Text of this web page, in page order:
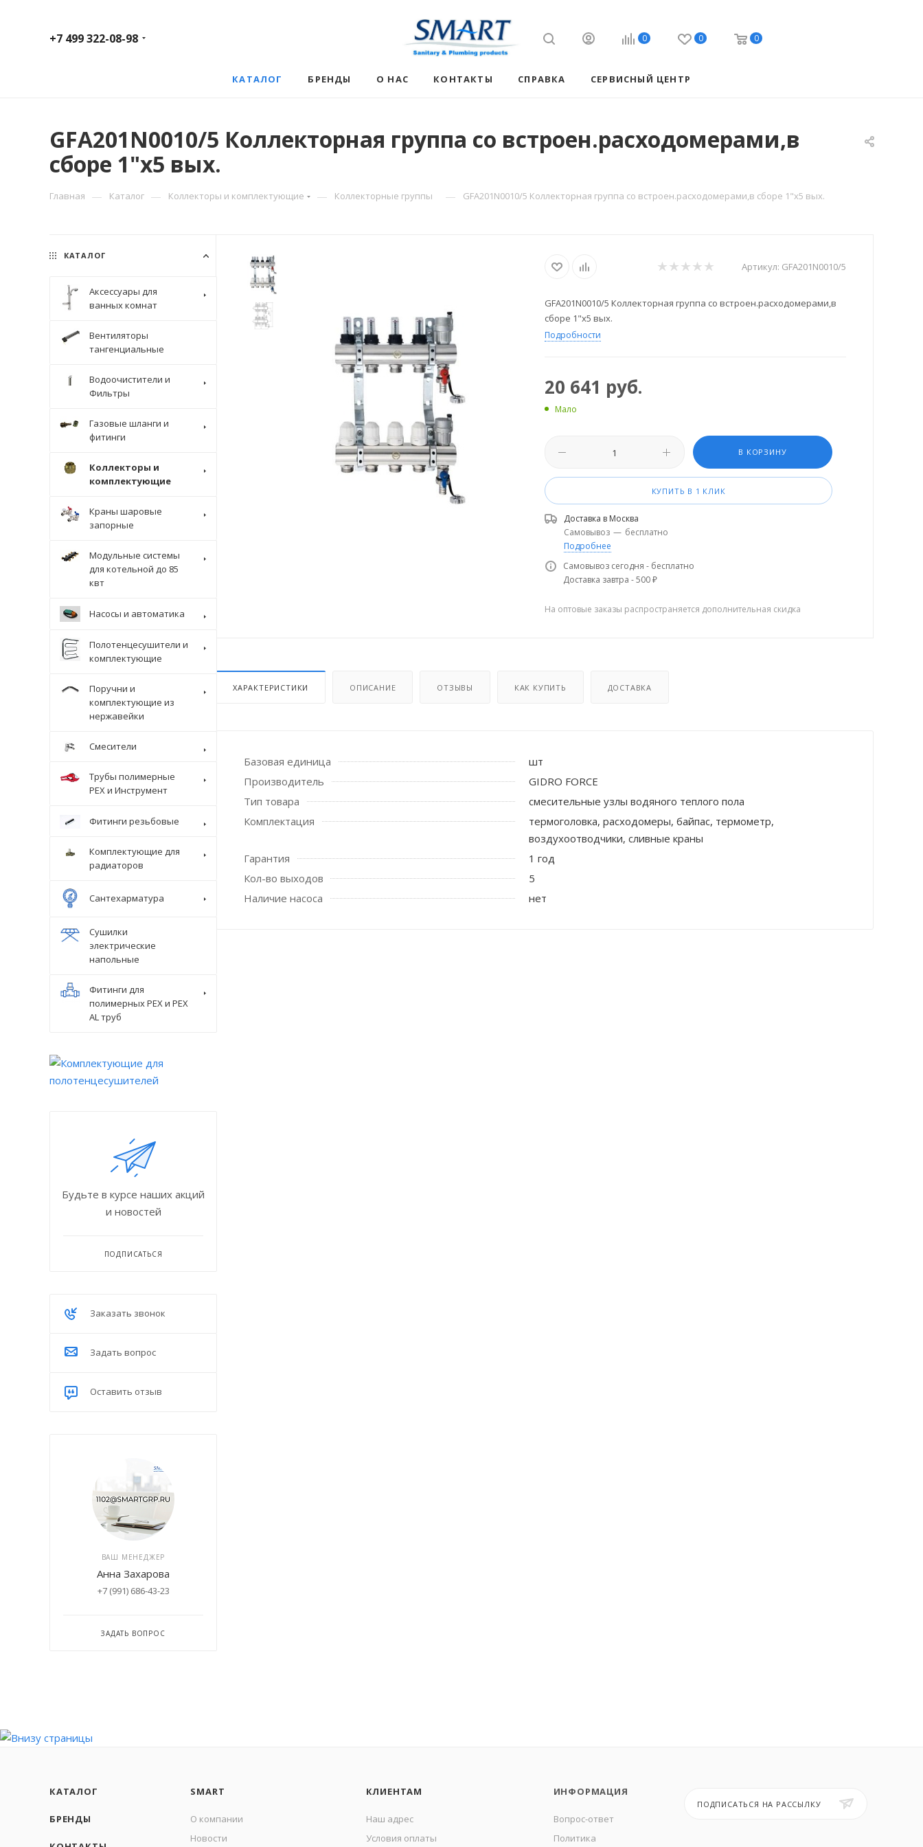
+7 499 322-08-98 0 0 0
КАТАЛОГ БРЕНДЫ О НАС КОНТАКТЫ СПРАВКА СЕРВИСНЫЙ ЦЕНТР
GFA201N0010/5 Коллекторная группа со встроен.расходомерами,в
сборе 1"х5 вых.
Главная — Каталог — Коллекторы и комплектующие — Коллекторные группы — GFA201N0010/5 Коллекторная группа со встроен.расходомерами,в сборе 1"х5 вых.
Артикул: GFA201N0010/5
GFA201N0010/5 Коллекторная группа со встроен.расходомерами,в
сборе 1"х5 вых.
Подробности
20 641 руб.
Мало
В КОРЗИНУ
КУПИТЬ В 1 КЛИК
Доставка в Москва
Самовывоз — бесплатно
Подробнее
Самовывоз сегодня - бесплатно
Доставка завтра - 500 ₽
На оптовые заказы распространяется дополнительная скидка
ХАРАКТЕРИСТИКИ ОПИСАНИЕ ОТЗЫВЫ КАК КУПИТЬ ДОСТАВКА
Базовая единица
шт
Производитель
GIDRO FORCE
Тип товара
смесительные узлы водяного теплого пола
Комплектация
термоголовка, расходомеры, байпас, термометр,
воздухоотводчики, сливные краны
Гарантия
1 год
Кол-во выходов
5
Наличие насоса
нет
КАТАЛОГ
Аксессуары для
ванных комнат
Вентиляторы
тангенциальные
Водоочистители и
Фильтры
Газовые шланги и
фитинги
Коллекторы и
комплектующие
Краны шаровые
запорные
Модульные системы
для котельной до 85
квт
Насосы и автоматика
Полотенцесушители и
комплектующие
Поручни и
комплектующие из
нержавейки
Крепеж стоек для поручня
Смесители
Трубы полимерные
PEX и Инструмент
Фитинги резьбовые
Комплектующие для
радиаторов
Сантехарматура
Сушилки
электрические
напольные
Фитинги для
полимерных PEX и PEX
AL труб
Будьте в курсе наших акций
и новостей
ПОДПИСАТЬСЯ
Заказать звонок
Задать вопрос
Оставить отзыв
ВАШ МЕНЕДЖЕР
Анна Захарова
+7 (991) 686-43-23
ЗАДАТЬ ВОПРОС
КАТАЛОГ
БРЕНДЫ
SMART
О компании
Новости
КЛИЕНТАМ
Наш адрес
Условия оплаты
ИНФОРМАЦИЯ
Вопрос-ответ
Политика
ПОДПИСАТЬСЯ НА РАССЫЛКУ